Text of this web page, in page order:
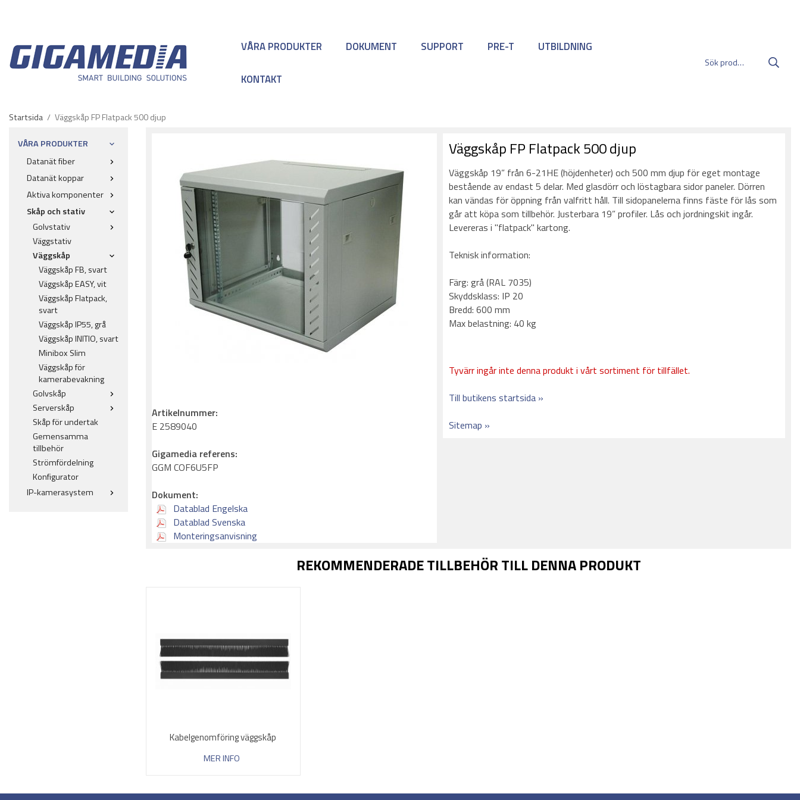
VÅRA PRODUKTER DOKUMENT SUPPORT PRE-T UTBILDNING
KONTAKT
Startsida / Väggskåp FP Flatpack 500 djup
VÅRA PRODUKTER
Datanät fiber
Datanät koppar
Aktiva komponenter
Skåp och stativ
Golvstativ
Väggstativ
Väggskåp
Väggskåp FB, svart
Väggskåp EASY, vit
Väggskåp Flatpack,
svart
Väggskåp IP55, grå
Väggskåp INITIO, svart
Minibox Slim
Väggskåp för
kamerabevakning
Golvskåp
Serverskåp
Skåp för undertak
Gemensamma
tillbehör
Strömfördelning
Konfigurator
IP-kamerasystem
Väggskåp FP Flatpack 500 djup
Väggskåp 19” från 6-21HE (höjdenheter) och 500 mm djup för eget montage
bestående av endast 5 delar. Med glasdörr och löstagbara sidor paneler. Dörren
kan vändas för öppning från valfritt håll. Till sidopanelerna finns fäste för lås som
går att köpa som tillbehör. Justerbara 19” profiler. Lås och jordningskit ingår.
Levereras i "flatpack" kartong.
Teknisk information:
Färg: grå (RAL 7035)
Skyddsklass: IP 20
Bredd: 600 mm
Max belastning: 40 kg
Tyvärr ingår inte denna produkt i vårt sortiment för tillfället.
Till butikens startsida »
Sitemap »
Artikelnummer:
E 2589040
Gigamedia referens:
GGM COF6U5FP
Dokument:
Datablad Engelska
Datablad Svenska
Monteringsanvisning
REKOMMENDERADE TILLBEHÖR TILL DENNA PRODUKT
Kabelgenomföring väggskåp
MER INFO